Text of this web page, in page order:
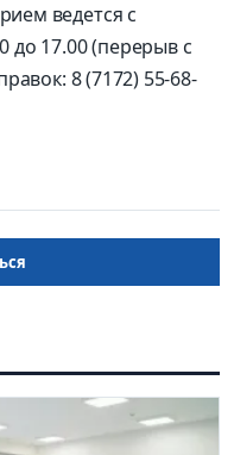
ведется с
до 17.00 (перерыв с
8 (7172) 55-68-